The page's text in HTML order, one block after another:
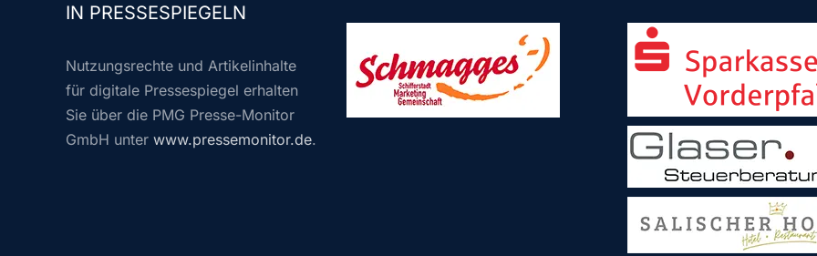
IN PRESSESPIEGELN
Nutzungsrechte und Artikelinhalte
für digitale Pressespiegel erhalten
Sie über die PMG Presse-Monitor
GmbH unter www.pressemonitor.de.